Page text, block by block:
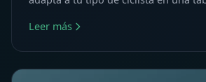
Leer más